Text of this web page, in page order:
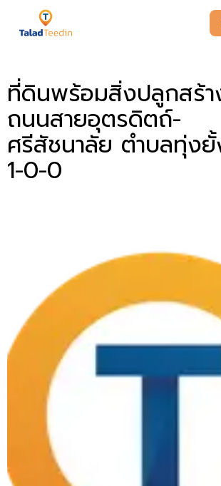
ที่ดินพร้อมสิ่งปลูกสร้
ถนนสายอุตรดิตถ์-
ศรีสัชนาลัย ตำบลทุ่ง
1-0-0